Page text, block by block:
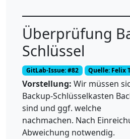
Überprüfung
Schlüssel
GitLab-Issue: #82 Quelle: Felix
Vorstellung: Wir müssen
Backup-Schlüsselkasten
sind und ggf. welche
nachmachen. Nach
Abweichung notwendig.